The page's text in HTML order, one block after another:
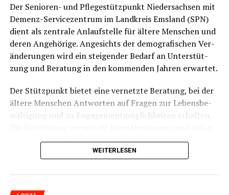
Der Senio­ren- und Pfle­ge­stütz­punkt Nie­der­sach­sen mit
Demenz-Ser­vice­zen­trum im Land­kreis Ems­land (SPN)
dient als zen­tra­le Anlauf­stel­le für älte­re Men­schen und
deren Ange­hö­ri­ge. Ange­sichts der demo­gra­fi­schen Ver­
än­de­run­gen wird ein stei­gen­der Bedarf an Unter­stüt­
zung und Bera­tung in den kom­men­den Jah­ren erwartet.
Der Stütz­punkt bie­tet eine ver­netz­te Bera­tung, bei der
älte­re Men­schen Ant­wor­ten auf Fra­gen zur Lebens­be­
wäl­ti­gung und zu Enga­ge­ment­mög­lich­kei­ten erhal­ten.
ma­tio­nen aus einer Hand, um den Betrof­fe­nen unnö­ti­ge
Ein zen­tra­les Ziel des Senio­ren­stütz­punkts ist die För­
WEITERLESEN